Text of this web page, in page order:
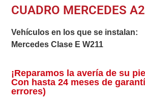
CUADRO MERCEDES
Vehículos en los que se instalan:
Mercedes Clase E W211
¡Reparamos la avería de su
Con hasta 24 meses de
errores)